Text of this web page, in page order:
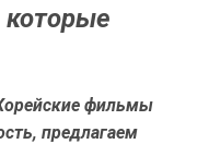
фильмы
предлагаем